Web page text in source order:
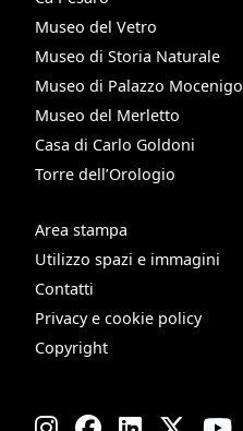
Museo del Vetro
Museo di Storia Naturale
Museo di Palazzo Mocenigo
Museo del Merletto
Casa di Carlo Goldoni
Torre dell’Orologio
Area stampa
Utilizzo spazi e immagini
Contatti
Privacy e cookie policy
Copyright